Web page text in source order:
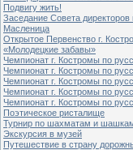
Подвигу жить!
Заседание Совета
Масленица
Открытое Первенство г.
«Молодецкие забавы»
Чемпионат г. Костромы по
Чемпионат г. Костромы по
Чемпионат г. Костромы по
Чемпионат г. Костромы по
Чемпионат г. Костромы по
Поэтическое ристалище
Турнир по шахматам и
Экскурсия в музей
Путешествие в страну